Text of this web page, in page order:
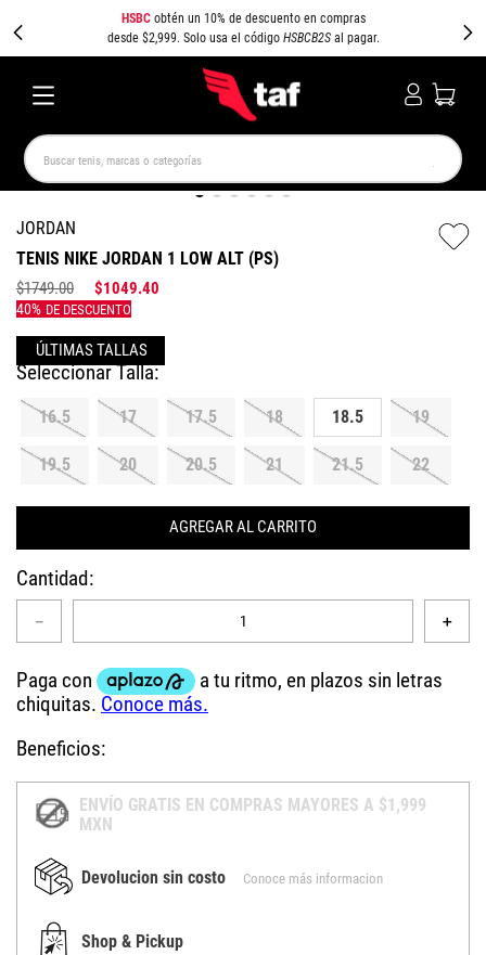
HSBCobtén un 10% de descuento en compras
desde $2,999. Solo usa el código HSBCB2Sal pagar.
Buscar tenis, marcas o categorías
JORDAN
TENIS NIKE JORDAN 1 LOW ALT (PS)
$1749.00 $1049.40
16.5 17 17.5 18 18.5 19
19.5 20 20.5 21 21.5 22
AGREGAR AL CARRITO
Cantidad
＋
－
Beneficios:
ENVÍO GRATIS EN COMPRAS MAYORES A $1,999
MXN
Devolucion sin costo Conoce más informacion
Shop & Pickup
NEW BALANCE
CAMPUS AIR MAX